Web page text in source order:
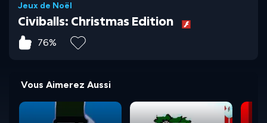
Jeux de Noël
Civiballs: Christmas Edition
76%
Vous Aimerez Aussi